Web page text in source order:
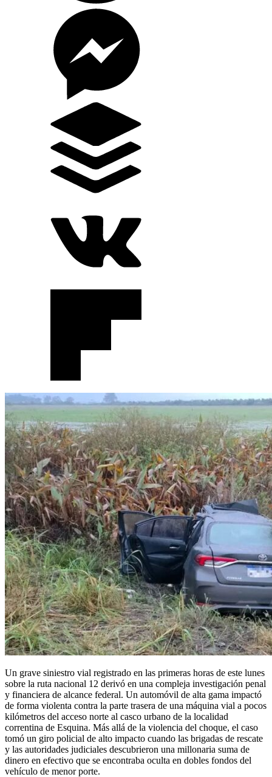
Un grave siniestro vial registrado en las primeras horas de este lunes
sobre la ruta nacional 12 derivó en una compleja investigación penal
y financiera de alcance federal. Un automóvil de alta gama impactó
de forma violenta contra la parte trasera de una máquina vial a pocos
kilómetros del acceso norte al casco urbano de la localidad
correntina de Esquina. Más allá de la violencia del choque, el caso
tomó un giro policial de alto impacto cuando las brigadas de rescate
y las autoridades judiciales descubrieron una millonaria suma de
dinero en efectivo que se encontraba oculta en dobles fondos del
vehículo de menor porte.